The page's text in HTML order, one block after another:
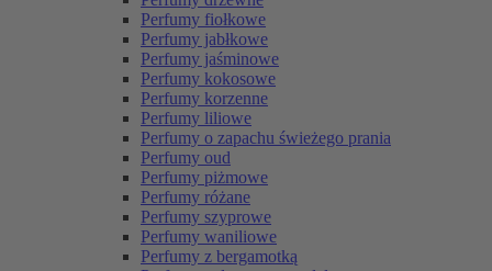
Perfumy fiołkowe
Perfumy jabłkowe
Perfumy jaśminowe
Perfumy kokosowe
Perfumy korzenne
Perfumy liliowe
Perfumy o zapachu świeżego prania
Perfumy oud
Perfumy piżmowe
Perfumy różane
Perfumy szyprowe
Perfumy waniliowe
Perfumy z bergamotką